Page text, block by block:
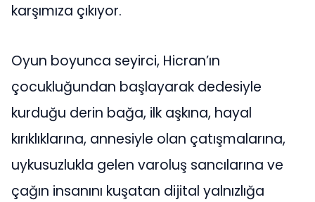
karşımıza çıkıyor.
Oyun boyunca seyirci, Hicran’ın
çocukluğundan başlayarak dedesiyle
kurduğu derin bağa, ilk aşkına, hayal
kırıklıklarına, annesiyle olan çatışmalarına,
uykusuzlukla gelen varoluş sancılarına ve
çağın insanını kuşatan dijital yalnızlığa